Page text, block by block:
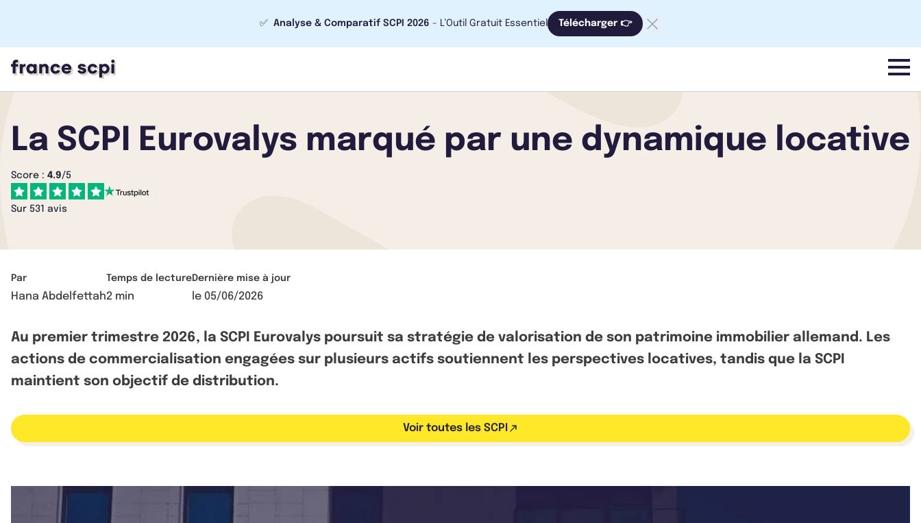
✅ Analyse & Comparatif SCPI 2026 - L’Outil Gratuit Essentiel Télécharger 👉
menu
La SCPI Eurovalys marqué par une dynamique locative
Score : 4.9/5
Sur 531 avis
Par
Hana Abdelfettah
Temps de lecture
2 min
Dernière mise à jour
le 05/06/2026
Au premier trimestre 2026, la SCPI Eurovalys poursuit sa stratégie de valorisation de son patrimoine immobilier allemand. Les
actions de commercialisation engagées sur plusieurs actifs soutiennent les perspectives locatives, tandis que la SCPI
maintient son objectif de distribution.
Voir toutes les SCPI